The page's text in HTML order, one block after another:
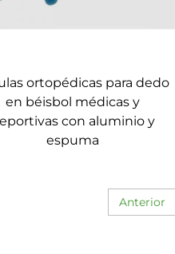
ortopédicas para dedo
en béisbol médicas y
con aluminio y
espuma
Anterior